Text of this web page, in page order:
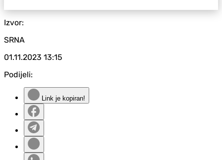
Izvor:
SRNA
01.11.2023 13:15
Podijeli:
Link je kopiran!